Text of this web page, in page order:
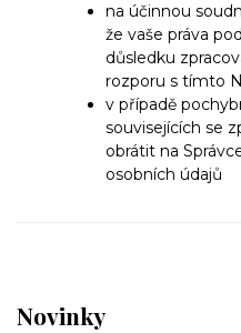
Novinky
na účinnou
že vaše práva
důsledku
rozporu s tímto
v případě
souvisejících se
obrátit na
osobních údajů